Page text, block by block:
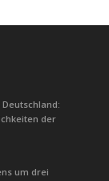
der
um drei